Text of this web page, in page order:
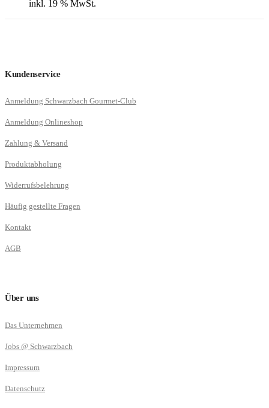
inkl. 19 % MwSt.
Kundenservice
Anmeldung Schwarzbach Gourmet-Club
Anmeldung Onlineshop
Zahlung & Versand
Produktabholung
Widerrufsbelehrung
Häufig gestellte Fragen
Kontakt
AGB
Über uns
Das Unternehmen
Jobs @ Schwarzbach
Impressum
Datenschutz